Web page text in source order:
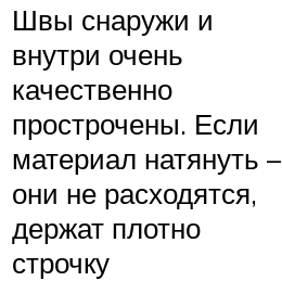
Швы снаружи и
внутри очень
качественно
прострочены. Если
материал натянуть –
они не расходятся,
держат плотно
строчку